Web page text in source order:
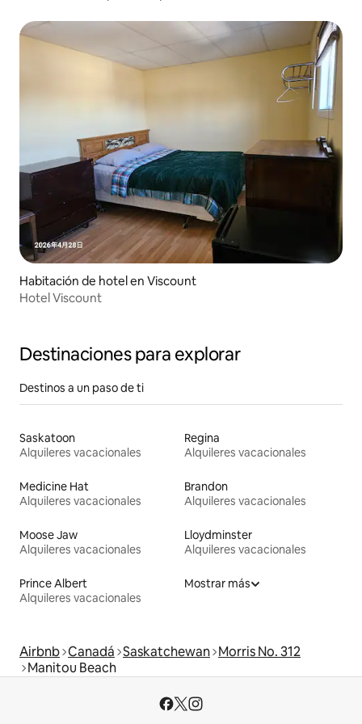
Habitación de hotel en Viscount
Hotel Viscount
Destinaciones para explorar
Destinos a un paso de ti
Saskatoon
Alquileres vacacionales
Regina
Alquileres vacacionales
Medicine Hat
Alquileres vacacionales
Brandon
Alquileres vacacionales
Moose Jaw
Alquileres vacacionales
Lloydminster
Alquileres vacacionales
Prince Albert
Alquileres vacacionales
Mostrar más
Airbnb Canadá Saskatchewan Morris No. 312
Manitou Beach